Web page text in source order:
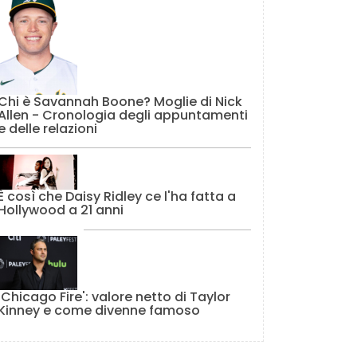
è Savannah Boone? Moglie di Nick
- Cronologia degli appuntamenti
delle relazioni
così che Daisy Ridley ce l'ha fatta a
a 21 anni
Fire': valore netto di Taylor
e come divenne famoso